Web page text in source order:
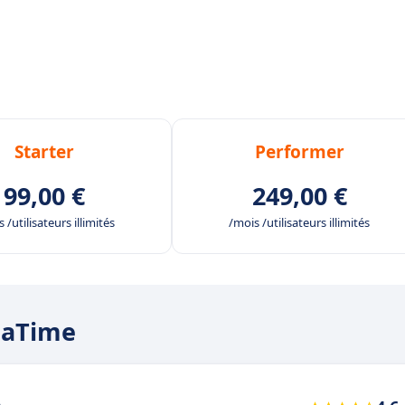
Starter
99,00 €
/utilisateurs illimités
Performer
249,00 €
/mois /utilisateurs illimités